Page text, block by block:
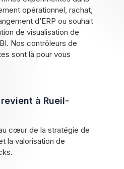
opérationnel, rachat,
d’ERP ou souhait
de visualisation de
Nos contrôleurs de
sont là pour vous
à Rueil-
cœur de la stratégie de
la valorisation de